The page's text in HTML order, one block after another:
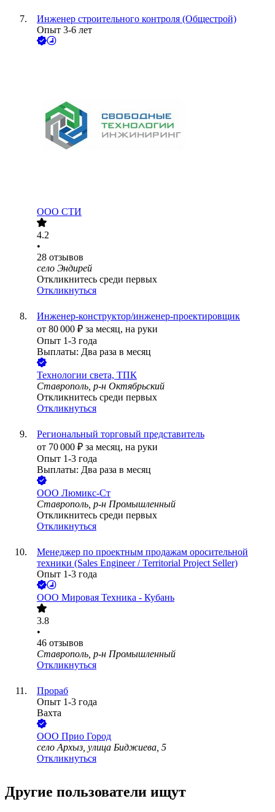
Инженер строительного контроля (Общестрой)
Опыт 3-6 лет
ООО СТИ
4.2
•
28 отзывов
село Эндирей
Откликнитесь среди первых
Откликнуться
Инженер-конструктор/инженер-проектировщик
от 80 000 ₽ за месяц, на руки
Опыт 1-3 года
Выплаты: Два раза в месяц
Технологии света, ТПК
Ставрополь, р-н Октябрьский
Откликнитесь среди первых
Откликнуться
Региональный торговый представитель
от 70 000 ₽ за месяц, на руки
Опыт 1-3 года
Выплаты: Два раза в месяц
ООО Люмикс-Ст
Ставрополь, р-н Промышленный
Откликнитесь среди первых
Откликнуться
Менеджер по проектным продажам оросительной
техники (Sales Engineer / Territorial Project Seller)
Опыт 1-3 года
ООО Мировая Техника - Кубань
3.8
•
46 отзывов
Ставрополь, р-н Промышленный
Откликнуться
Прораб
Опыт 1-3 года
Вахта
ООО Прио Город
село Архыз, улица Биджиева, 5
Откликнуться
Другие пользователи ищут